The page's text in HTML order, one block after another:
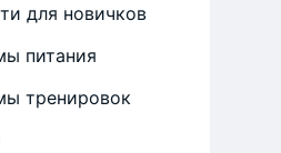
для новичков
питания
тренировок